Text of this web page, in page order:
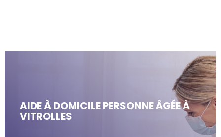
AIDE À DOMICILE PERSONNE ÂGÉE À
VITROLLES